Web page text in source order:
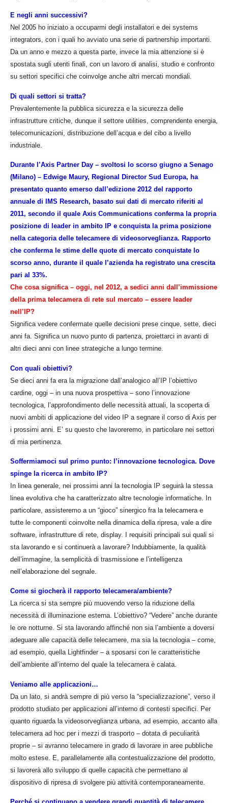
E negli anni successivi?
Nel 2005 ho iniziato a occuparmi degli installatori e dei systems
integrators, con i quali ho avviato una serie di partnership importanti.
Da un anno e mezzo a questa parte, invece la mia attenzione si è
spostata sugli utenti finali, con un lavoro di analisi, studio e confronto
su settori specifici che coinvolge anche altri mercati mondiali.
Di quali settori si tratta?
Prevalentemente la pubblica sicurezza e la sicurezza delle
infrastrutture critiche, dunque il settore utilities, comprendente energia,
telecomunicazioni, distribuzione dell’acqua e del cibo a livello
industriale.
Durante l’Axis Partner Day – svoltosi lo scorso giugno a Senago
(Milano) – Edwige Maury, Regional Director Sud Europa, ha
presentato quanto emerso dall’edizione 2012 del rapporto
annuale di IMS Research, basato sui dati di mercato riferiti al
2011, secondo il quale Axis Communications conferma la propria
posizione di leader in ambito IP e conquista la prima posizione
nella categoria delle telecamere di videosorveglianza. Rapporto
che conferma le stime delle quote di mercato conquistate lo
scorso anno, durante il quale l’azienda ha registrato una crescita
pari al 33%.
Che cosa significa – oggi, nel 2012, a sedici anni dall’immissione
della prima telecamera di rete sul mercato – essere leader
nell’IP?
Significa vedere confermate quelle decisioni prese cinque, sette, dieci
anni fa. Significa un nuovo punto di partenza, proiettarci in avanti di
altri dieci anni con linee strategiche a lungo termine.
Con quali obiettivi?
Se dieci anni fa era la migrazione dall’analogico all’IP l’obiettivo
cardine, oggi – in una nuova prospettiva – sono l’innovazione
tecnologica, l’approfondimento delle necessità attuali, la scoperta di
nuovi ambiti di applicazione del video IP a segnare il corso di Axis per
i prossimi anni. E’ su questo che lavoreremo, in particolare nei settori
di mia pertinenza.
Soffermiamoci sul primo punto: l’innovazione tecnologica. Dove
spinge la ricerca in ambito IP?
In linea generale, nei prossimi anni la tecnologia IP seguirà la stessa
linea evolutiva che ha caratterizzato altre tecnologie informatiche. In
particolare, assisteremo a un “gioco” sinergico fra la telecamera e
tutte le componenti coinvolte nella dinamica della ripresa, vale a dire
software, infrastrutture di rete, display. I requisiti principali sui quali si
sta lavorando e si continuerà a lavorare? Indubbiamente, la qualità
dell’immagine, la semplicità di trasmissione e l’intelligenza
nell’elaborazione del segnale.
Come si giocherà il rapporto telecamera/ambiente?
La ricerca si sta sempre più muovendo verso la riduzione della
necessità di illuminazione esterna. L’obiettivo? “Vedere” anche durante
le ore notturne. Si sta lavorando affinché non sia l’ambiente a doversi
adeguare alle capacità delle telecamere, ma sia la tecnologia – come,
ad esempio, quella Lightfinder – a sposarsi con le caratteristiche
dell’ambiente all’interno del quale la telecamera è calata.
Veniamo alle applicazioni…
Da un lato, si andrà sempre di più verso la “specializzazione”, verso il
prodotto studiato per applicazioni all’interno di contesti specifici. Per
quanto riguarda la videosorveglianza urbana, ad esempio, accanto alla
telecamera ad hoc per i mezzi di trasporto – dotata di peculiarità
proprie – si avranno telecamere in grado di lavorare in aree pubbliche
molto estese. E, parallelamente alla contestualizzazione del prodotto,
si lavorerà allo sviluppo di quelle capacità che permettano al
dispositivo di ripresa di svolgere più attività contemporaneamente.